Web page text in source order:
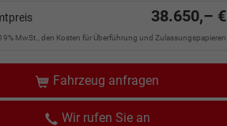
38.650,– €
MwSt., den Kosten für Überführung und Zulassungspapieren
Fahrzeug anfragen
Wir rufen Sie an